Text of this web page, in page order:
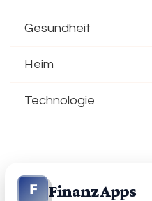
Gesundheit
Heim
Technologie
F Finanz Apps